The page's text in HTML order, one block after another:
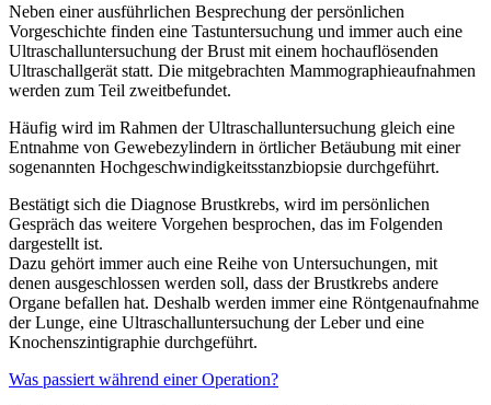
Neben einer ausführlichen Besprechung der persönlichen
Vorgeschichte finden eine Tastuntersuchung und immer auch eine
Ultraschalluntersuchung der Brust mit einem hochauflösenden
Ultraschallgerät statt. Die mitgebrachten Mammographieaufnahmen
werden zum Teil zweitbefundet.
Häufig wird im Rahmen der Ultraschalluntersuchung gleich eine
Entnahme von Gewebezylindern in örtlicher Betäubung mit einer
sogenannten Hochgeschwindigkeitsstanzbiopsie durchgeführt.
Bestätigt sich die Diagnose Brustkrebs, wird im persönlichen
Gespräch das weitere Vorgehen besprochen, das im Folgenden
dargestellt ist.
Dazu gehört immer auch eine Reihe von Untersuchungen, mit
denen ausgeschlossen werden soll, dass der Brustkrebs andere
Organe befallen hat. Deshalb werden immer eine Röntgenaufnahme
der Lunge, eine Ultraschalluntersuchung der Leber und eine
Knochenszintigraphie durchgeführt.
Was passiert während einer Operation?